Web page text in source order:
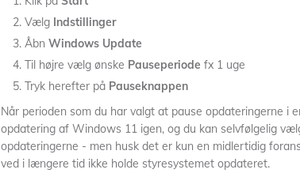
Vælg Indstillinger
Åbn Windows Update
Til højre vælg ønske Pauseperiode fx 1 uge
Tryk herefter på Pauseknappen
Når perioden som du har valgt at pause opdateringerne i
opdatering af Windows 11 igen, og du kan selvfølgelig
opdateringerne - men husk det er kun en midlertidig
ved i længere tid ikke holde styresystemet opdateret.